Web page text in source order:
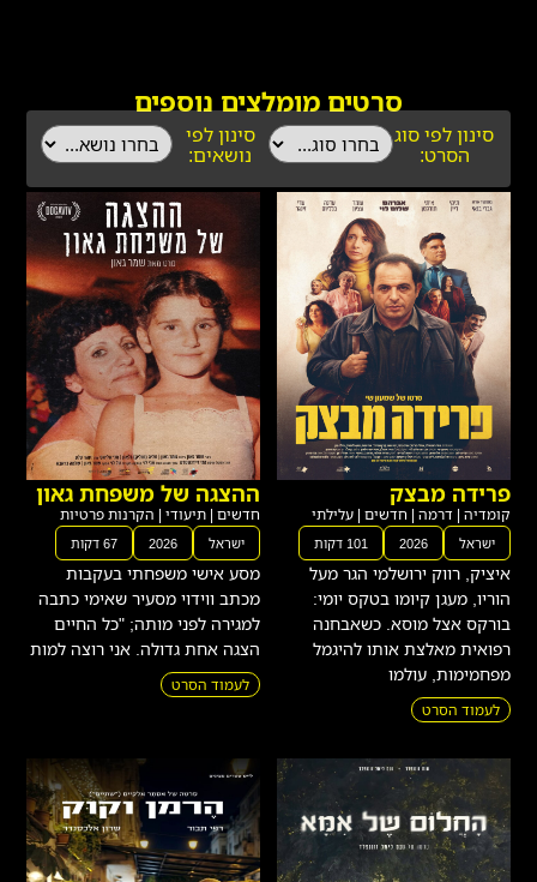
סרטים מומלצים נוספים
סינון לפי
נושאים:
סינון לפי סוג
הסרט:
פרידה מבצק
קומדיה | דרמה | חדשים |עלילתי
ישראל 2026 101 דקות
איציק, רווק ירושלמי הגר מעל
הוריו, מעגן קיומו בטקס יומי:
בורקס אצל מוסא. כשאבחנה
רפואית מאלצת אותו להיגמל
מפחמימות, עולמו
לעמוד הסרט
ההצגה של משפחת גאון
חדשים | תיעודי | הקרנות פרטיות
ישראל 2026 67 דקות
מסע אישי משפחתי בעקבות
מכתב ווידוי מסעיר שאימי כתבה
למגירה לפני מותה; "כל החיים
הצגה אחת גדולה. אני רוצה למות
לעמוד הסרט